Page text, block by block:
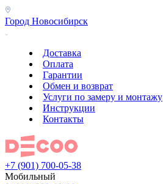
Город Новосибирск
Доставка
Оплата
Гарантии
Обмен и возврат
Услуги по замеру и монтажу
Инструкции
Контакты
+7 (901) 700-05-38
Мобильный